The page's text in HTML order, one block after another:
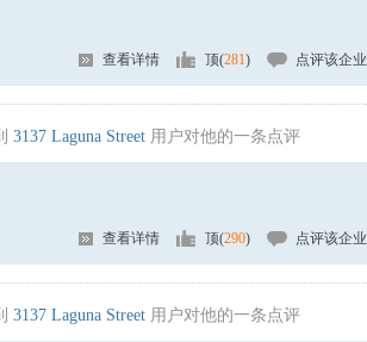
查看详情 顶(281) 点评该企业
3137 Laguna Street 用户对他的一条点评
查看详情 顶(290) 点评该企业
3137 Laguna Street 用户对他的一条点评